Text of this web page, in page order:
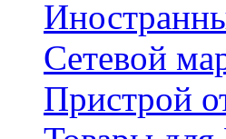
Сетевой
Пристрой